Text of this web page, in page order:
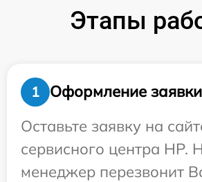
Этапы
1
Оформление заявки
Оставьте заявку на
сервисного центра HP.
менеджер перезвонит